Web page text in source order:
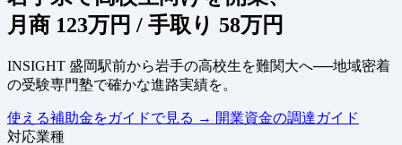
月商 123万円 / 手取り 58万円
INSIGHT 盛岡駅前から岩手の高校生を難関大へ──地域密着
の受験専門塾で確かな進路実績を。
使える補助金をガイドで見る → 開業資金の調達ガイド
対応業種